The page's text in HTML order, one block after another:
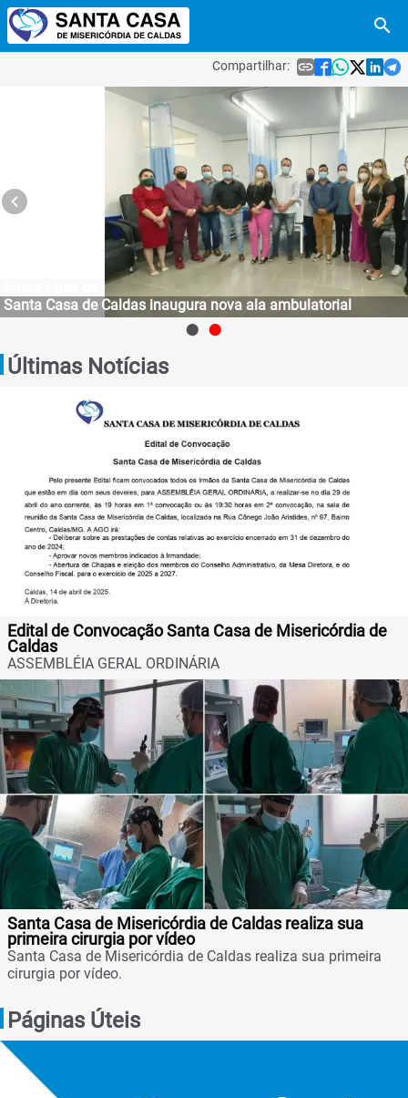
search
Compartilhar: link  
navigate_before
Santa Casa de Caldas inaugura nova ala ambulatorial
⬤ ⬤
Últimas Notícias
Edital de Convocação Santa Casa de Misericórdia de
Caldas
ASSEMBLÉIA GERAL ORDINÁRIA
Santa Casa de Misericórdia de Caldas realiza sua
primeira cirurgia por vídeo
Santa Casa de Misericórdia de Caldas realiza sua primeira
cirurgia por vídeo.
Páginas Úteis